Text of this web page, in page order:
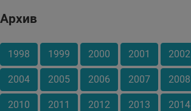
Архив
1998 1999 2000 2001 2002
2004 2005 2006 2007 2008
2010 2011 2012 2013 2014